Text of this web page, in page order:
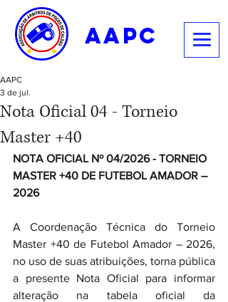
aapc
Nota Oficial 04 - Torneio
Master +40
AAPC
3 de jul.
NOTA OFICIAL Nº 04/2026 - TORNEIO
MASTER +40 DE FUTEBOL AMADOR –
2026
A Coordenação Técnica do Torneio
Master +40 de Futebol Amador – 2026,
no uso de suas atribuições, torna pública
a presente Nota Oficial para informar
alteração na tabela oficial da